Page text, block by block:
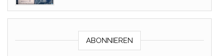
ABONNIEREN